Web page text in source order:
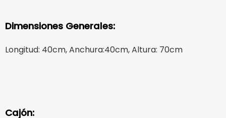
Dimensiones Generales:
Longitud: 40cm, Anchura:40cm, Altura: 70cm
Cajón: